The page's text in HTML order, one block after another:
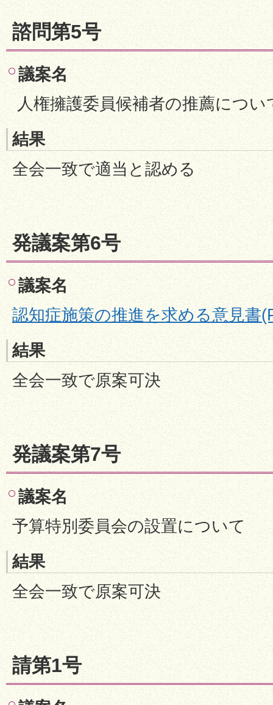
諮問第5号
議案名
人権擁護委員候補者の推薦につい
結果
全会一致で適当と認める
発議案第6号
議案名
認知症施策の推進を求める意見書
結果
全会一致で原案可決
発議案第7号
議案名
予算特別委員会の設置について
結果
全会一致で原案可決
請第1号